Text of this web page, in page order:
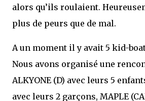
alors qu’ils roulaient.
plus de peurs que de mal.
A un moment il y avait 5 kid-
Nous avons organisé une
ALKYONE (D) avec leurs 5
avec leurs 2 garçons, MAPLE